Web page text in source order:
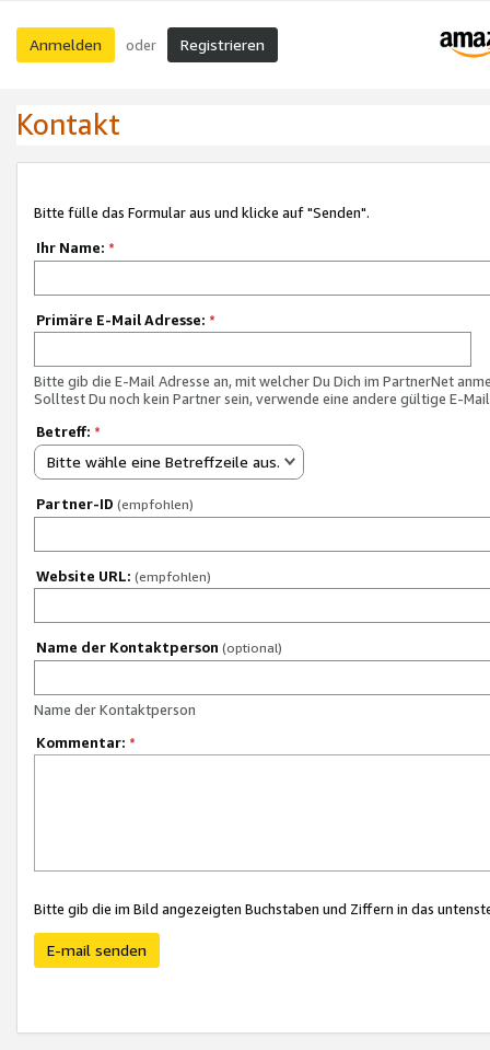
Anmelden oder Registrieren
Kontakt
Bitte fülle das Formular aus und klicke auf "Senden".
Ihr Name: *
Primäre E-Mail Adresse: *
Bitte gib die E-Mail Adresse an, mit welcher Du Dich im PartnerNet
Solltest Du noch kein Partner sein, verwende eine andere gültige E-
Betreff: *
Bitte wähle eine Betreffzeile aus.
Partner-ID (empfohlen)
Website URL: (empfohlen)
Name der Kontaktperson (optional)
Name der Kontaktperson
Kommentar: *
Bitte gib die im Bild angezeigten Buchstaben und Ziffern in das
E-mail senden